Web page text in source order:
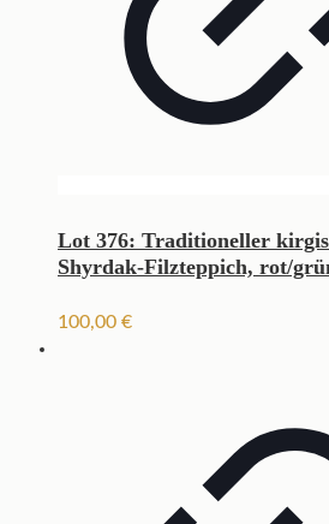
Lot 376: Traditioneller
Shyrdak-Filzteppich, rot/
100,00 €